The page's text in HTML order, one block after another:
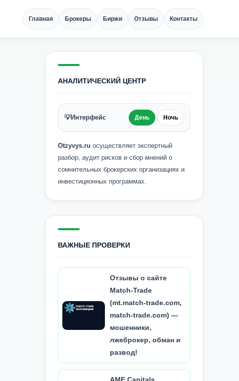
Главная Брокеры Биржи Отзывы Контакты
АНАЛИТИЧЕСКИЙ ЦЕНТР
💡Интерфейс День Ночь
Otzyvys.ru осуществляет экспертный
разбор, аудит рисков и сбор мнений о
сомнительных брокерских организациях и
инвестиционных программах.
ВАЖНЫЕ ПРОВЕРКИ
Отзывы о сайте
Match-Trade
(mt.match-trade.com,
match-trade.com) —
мошенники,
лжеброкер, обман и
развод!